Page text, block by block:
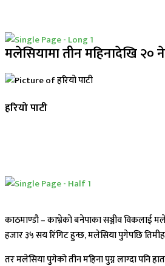
मलेसियामा तीन महिनादेखि २०
हरियो पाटी
काठमाण्डौ – काभ्रेको बनेपाका सञ्जीव विकलाई
हजार ३५ सय रिंगिट हुन्छ, मलेसिया पुगेपछि
तर मलेसिया पुगेको तीन महिना पुग्न लाग्दा पनि